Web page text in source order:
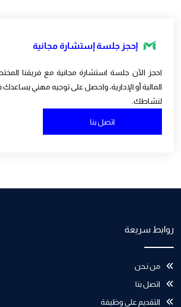
إحجز جلسة إستشارة مجانية
احجز الآن جلسة استشارة مجانية مع فريقنا
المالية أو الإدارية، واحصل على توجيه مهني يساعدك في
لنشاطك.
اتصل بنا
روابط سريعة
من نـحن
اتصل بنا
التقديم على وظيفة